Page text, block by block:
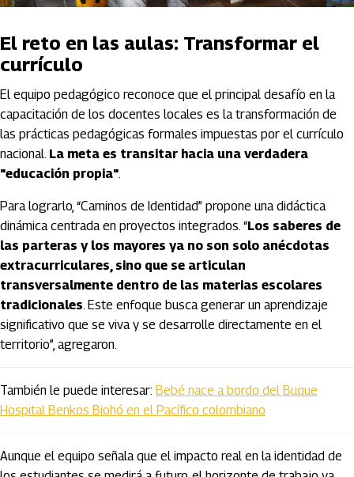
El reto en las aulas: Transformar el
currículo
El equipo pedagógico reconoce que el principal desafío en la
capacitación de los docentes locales es la transformación de
las prácticas pedagógicas formales impuestas por el currículo
nacional. La meta es transitar hacia una verdadera
"educación propia"
Para lograrlo, “Caminos de Identidad” propone una didáctica
dinámica centrada en proyectos integrados. “Los saberes de
las parteras y los mayores ya no son solo anécdotas
extracurriculares, sino que se articulan
transversalmente dentro de las materias escolares
tradicionales . Este enfoque busca generar un aprendizaje
significativo que se viva y se desarrolle directamente en el
territorio”, agregaron.
También le puede interesar: Bebé nace a bordo del Buque
Hospital Benkos Biohó en el Pacífico colombiano
Aunque el equipo señala que el impacto real en la identidad de